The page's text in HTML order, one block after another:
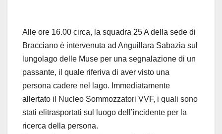
Alle ore 16.00 circa, la squadra 25 A della sede di
Bracciano è intervenuta ad Anguillara Sabazia sul
lungolago delle Muse per una segnalazione di un
passante, il quale riferiva di aver visto una
persona cadere nel lago. Immediatamente
allertato il Nucleo Sommozzatori VVF, i quali sono
stati elitrasportati sul luogo dell’incidente per la
ricerca della persona.